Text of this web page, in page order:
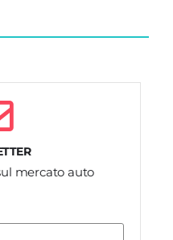
mercato auto